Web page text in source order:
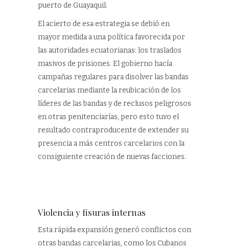
puerto de Guayaquil.
El acierto de esa estrategia se debió en
mayor medida a una política favorecida por
las autoridades ecuatorianas: los traslados
masivos de prisiones. El gobierno hacía
campañas regulares para disolver las bandas
carcelarias mediante la reubicación de los
líderes de las bandas y de reclusos peligrosos
en otras penitenciarías, pero esto tuvo el
resultado contraproducente de extender su
presencia a más centros carcelarios con la
consiguiente creación de nuevas facciones.
Violencia y fisuras internas
Esta rápida expansión generó conflictos con
otras bandas carcelarias, como los Cubanos